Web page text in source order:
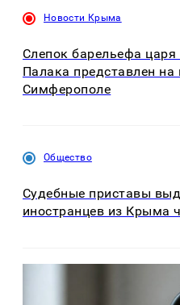
Новости Крыма
Слепок барельефа
Палака представлен на
Симферополе
Общество
Судебные приставы
иностранцев из Крыма